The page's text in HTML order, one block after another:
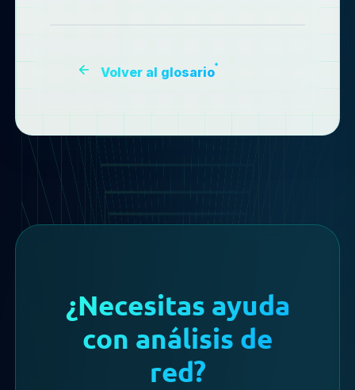
Volver al glosario
¿Necesitas ayuda
con análisis de
red?